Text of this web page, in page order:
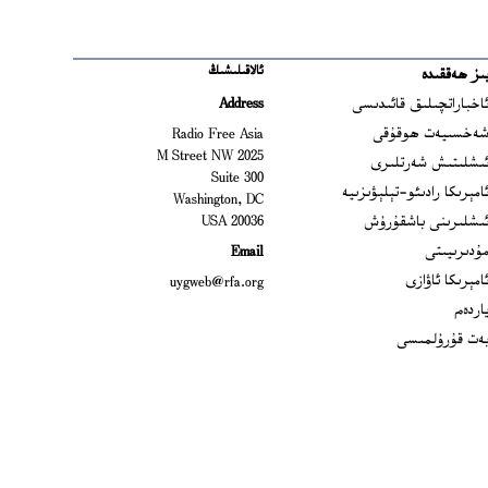
ھەققىدە
ئاخباراتچىلىق قائىدىسى
شەخسىيەت ھوقۇقى
ئىشلىتىش شەرتلىرى
ئامېرىكا رادىئو-تېلېۋىزىيە
ئىشلىرىنى باشقۇرۇش
مۇدىرىيىتى
ئامېرىكا ئاۋازى
ياردەم
بەت قۇرۇلمىسى
ئالاقىلىشىڭ
Address
Radio Free Asia
2025 M Street NW
Suite 300
Washington, DC
20036 USA
Email
uygweb@rfa.org